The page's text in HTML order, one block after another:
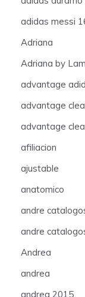
adidas messi
Adriana
Adriana by
advantage
advantage
advantage
afiliacion
ajustable
anatomico
andre
andre
Andrea
andrea
andrea 2015